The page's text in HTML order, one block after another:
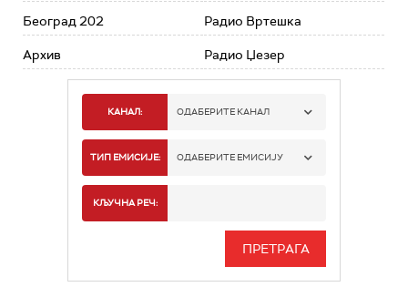
Београд 202
Архив
Радио Вртешка
Радио Џезер
КАНАЛ: ОДАБЕРИТЕ КАНАЛ
РАДИО БЕОГРАД 1
РАДИО БЕОГРАД 3
ТИП ЕМИСИЈЕ: ОДАБЕРИТЕ ЕМИСИЈУ
ИНФО
КЉУЧНА РЕЧ: